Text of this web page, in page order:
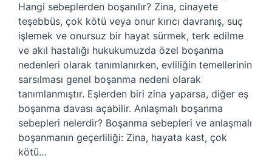
Hangi sebeplerden boşanılır? Zina, cinayete
teşebbüs, çok kötü veya onur kırıcı davranış, suç
işlemek ve onursuz bir hayat sürmek, terk edilme
ve akıl hastalığı hukukumuzda özel boşanma
nedenleri olarak tanımlanırken, evliliğin temellerinin
sarsılması genel boşanma nedeni olarak
tanımlanmıştır. Eşlerden biri zina yaparsa, diğer eş
boşanma davası açabilir. Anlaşmalı boşanma
sebepleri nelerdir? Boşanma sebepleri ve anlaşmalı
boşanmanın geçerliliği: Zina, hayata kast, çok
kötü…